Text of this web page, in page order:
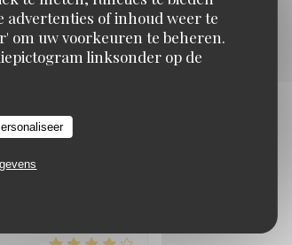
advertenties of inhoud weer te
om uw voorkeuren te beheren.
linksonder op de
/ PRIJS